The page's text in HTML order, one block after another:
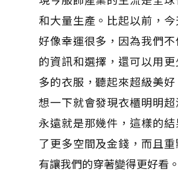
和大量生產。比起以前，
好像幸運很多，因為我們
的資訊和選擇，還可以用
多的衣服，聽起來超級美
想一下就會發現衣櫃明明
永遠就是那幾件，這樣的
了更多空間及金錢，而且
有讓我們的穿著變得更好看。